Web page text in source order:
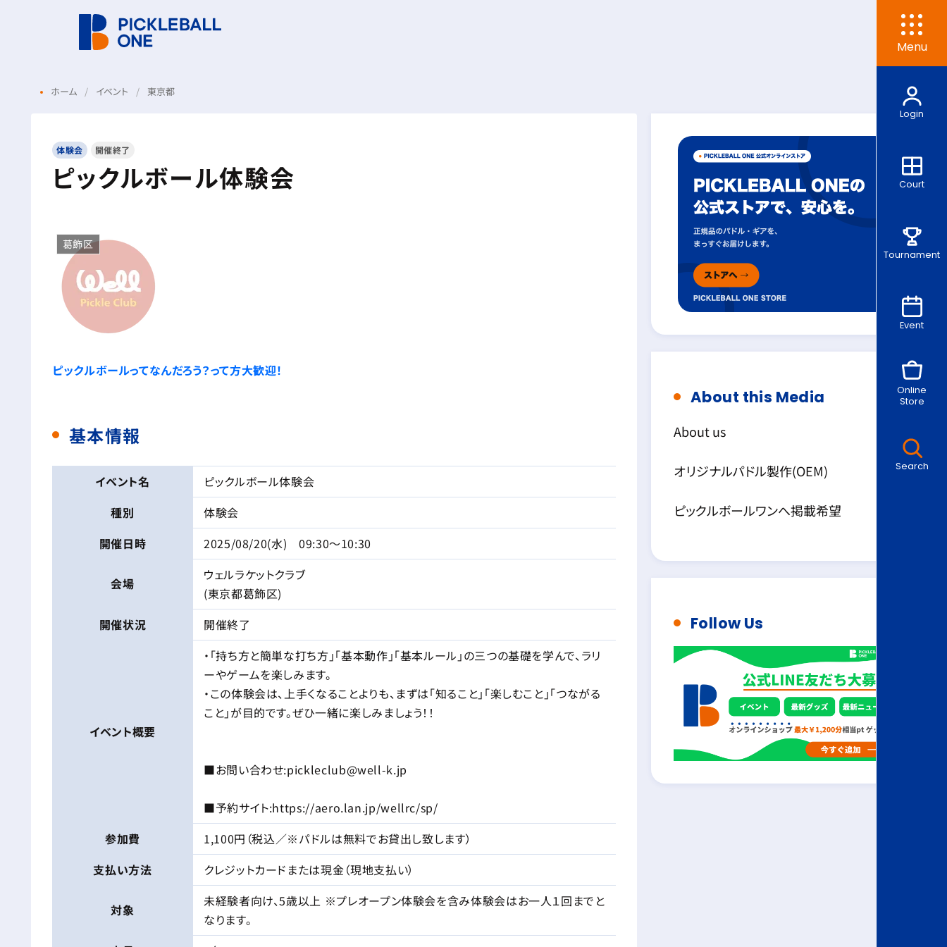
Menu
Login
Court
Tournament
Event
Online
Store
Search
ホーム イベント 東京都
体験会 開催終了
ピックルボール体験会
葛飾区
ピックルボールってなんだろう？って方大歓迎！
基本情報
イベント名
ピックルボール体験会
種別
体験会
開催日時
2025/08/20(水) 09:30～10:30
会場
ウェルラケットクラブ
(東京都葛飾区)
開催状況
開催終了
イベント概要
・「持ち方と簡単な打ち方」「基本動作」「基本ルール」の三つの基礎を学んで、ラリ
ーやゲームを楽しみます。
・この体験会は、上手くなることよりも、まずは「知ること」「楽しむこと」「つながる
こと」が目的です。ぜひ一緒に楽しみましょう！！
■お問い合わせ:pickleclub@well-k.jp
■予約サイト:https://aero.lan.jp/wellrc/sp/
参加費
1,100円（税込／※パドルは無料でお貸出し致します）
支払い方法
クレジットカードまたは現金（現地支払い）
対象
未経験者向け、5歳以上 ※プレオープン体験会を含み体験会はお一人１回までと
なります。
About this Media
About us
オリジナルパドル製作(OEM)
ピックルボールワンへ掲載希望
Follow Us